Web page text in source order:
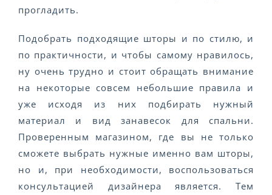
прогладить.
Подобрать подходящие шторы и по стилю, и
по практичности, и чтобы самому нравилось,
ну очень трудно и стоит обращать внимание
на некоторые совсем небольшие правила и
уже исходя из них подбирать нужный
материал и вид занавесок для спальни.
Проверенным магазином, где вы не только
сможете выбрать нужные именно вам шторы,
но и, при необходимости, воспользоваться
консультацией дизайнера является. Тем